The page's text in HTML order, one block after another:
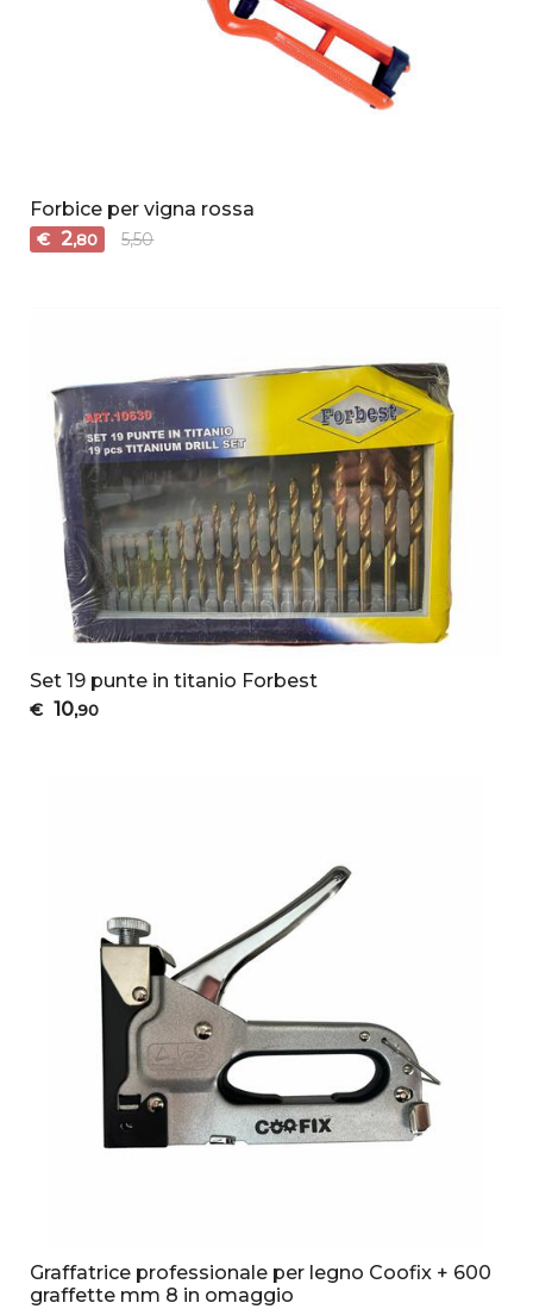
Forbice per vigna rossa
€ 2,80 5,50
Set 19 punte in titanio Forbest
€ 10,90
Graffatrice professionale per legno Coofix + 600
graffette mm 8 in omaggio